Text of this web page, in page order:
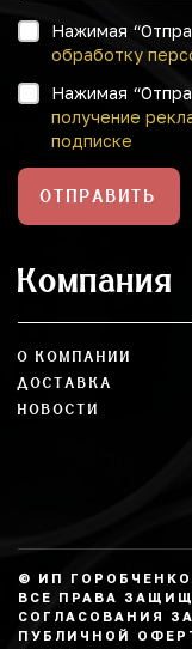
Нажимая
обработку
Нажимая
получение
подписке
ОТПРАВИТЬ
Компания
О КОМПАНИИ
ДОСТАВКА
НОВОСТИ
© ИП
ВСЕ ПРАВА
СОГЛАСОВАНИЯ
ПУБЛИЧНОЙ